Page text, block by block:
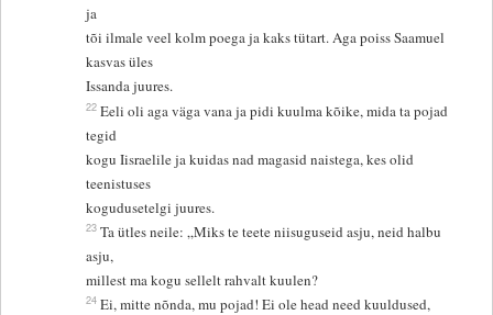
ja
tõi ilmale veel kolm poega ja kaks tütart. Aga poiss Saamuel
kasvas üles
Issanda juures.
22 Eeli oli aga väga vana ja pidi kuulma kõike, mida ta pojad
tegid
kogu Iisraelile ja kuidas nad magasid naistega, kes olid
teenistuses
kogudusetelgi juures.
23 Ta ütles neile: „Miks te teete niisuguseid asju, neid halbu
asju,
millest ma kogu sellelt rahvalt kuulen?
24 Ei, mitte nõnda, mu pojad! Ei ole head need kuuldused,